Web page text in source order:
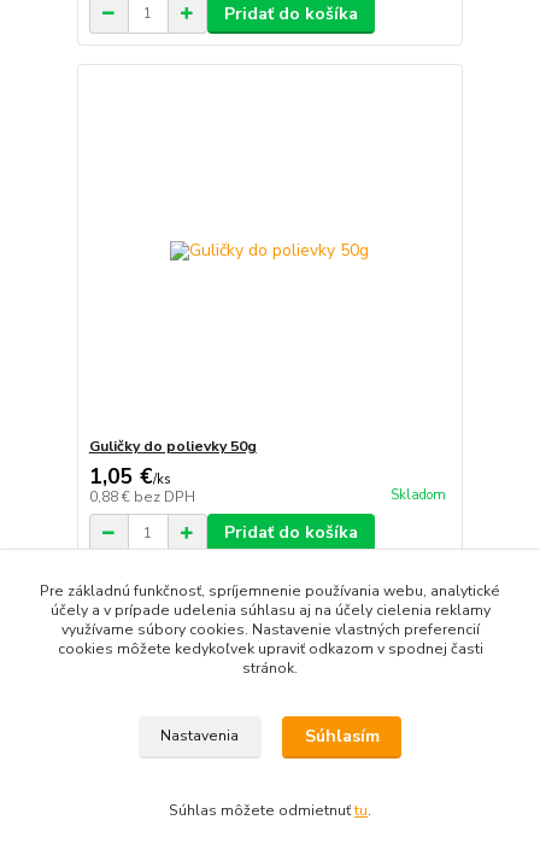
Pridať do košíka
Guličky do polievky 50g
1,05 €/ks
0,88 € bez DPH Skladom
Pridať do košíka
strana z 1
Pre základnú funkčnosť, spríjemnenie používania webu, analytické
účely a v prípade udelenia súhlasu aj na účely cielenia reklamy
využívame súbory cookies. Nastavenie vlastných preferencií
cookies môžete kedykoľvek upraviť odkazom v spodnej časti
stránok.
Nastavenia Súhlasím
Súhlas môžete odmietnuťtu.